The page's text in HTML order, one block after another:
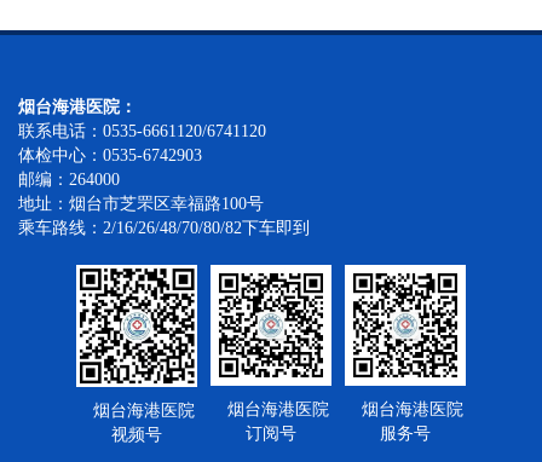
烟台海港医院：
联系电话：0535-6661120/6741120
体检中心：0535-6742903
邮编：264000
地址：烟台市芝罘区幸福路100号
乘车路线：2/16/26/48/70/80/82下车即到
烟台海港医院
视频号
烟台海港医院
订阅号
烟台海港医院
服务号